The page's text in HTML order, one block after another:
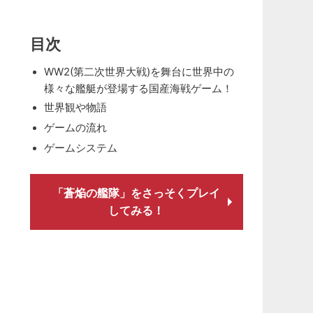
目次
WW2(第二次世界大戦)を舞台に世界中の
様々な艦艇が登場する国産海戦ゲーム！
世界観や物語
ゲームの流れ
ゲームシステム
「蒼焔の艦隊」をさっそくプレイ
してみる！